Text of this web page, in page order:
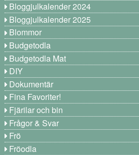
Bloggjulkalender 2024
Bloggjulkalender 2025
Blommor
Budgetodla
Budgetodla Mat
DIY
Dokumentär
Fina Favoriter!
Fjärilar och bin
Frågor & Svar
Frö
Fröodla